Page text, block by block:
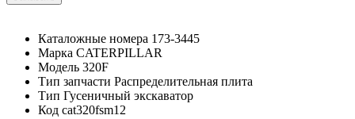
Каталожные номера 173-3445
Марка CATERPILLAR
Модель 320F
Тип запчасти Распределительная плита
Тип Гусеничный экскаватор
Код cat320fsm12